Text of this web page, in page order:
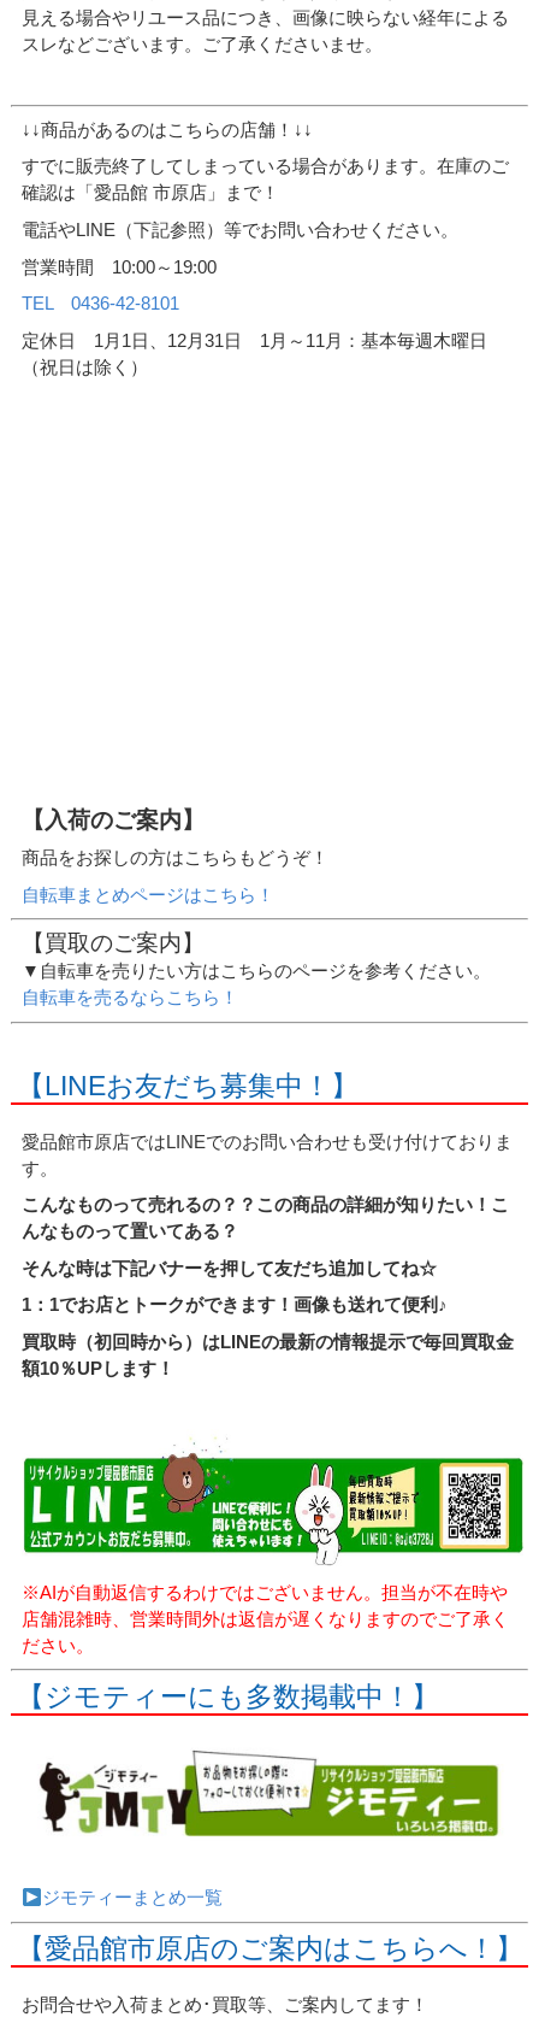
見える場合やリユース品につき、画像に映らない経年による
スレなどございます。ご了承くださいませ。
↓↓商品があるのはこちらの店舗！↓↓
すでに販売終了してしまっている場合があります。在庫のご
確認は「愛品館 市原店」まで！
電話やLINE（下記参照）等でお問い合わせください。
営業時間 10:00～19:00
TEL 0436-42-8101
定休日 1月1日、12月31日 1月～11月：基本毎週木曜日
（祝日は除く）
【入荷のご案内】
商品をお探しの方はこちらもどうぞ！
自転車まとめページはこちら！
【買取のご案内】
▼自転車を売りたい方はこちらのページを参考ください。
自転車を売るならこちら！
【LINEお友だち募集中！】
愛品館市原店ではLINEでのお問い合わせも受け付けておりま
す。
こんなものって売れるの？？この商品の詳細が知りたい！こ
んなものって置いてある？
そんな時は下記バナーを押して友だち追加してね☆
1：1でお店とトークができます！画像も送れて便利♪
買取時（初回時から）はLINEの最新の情報提示で毎回買取金
額10％UPします！
※AIが自動返信するわけではございません。担当が不在時や
店舗混雑時、営業時間外は返信が遅くなりますのでご了承く
ださい。
【ジモティーにも多数掲載中！】
ジモティーまとめ一覧
【愛品館市原店のご案内はこちらへ！】
お問合せや入荷まとめ･買取等、ご案内してます！